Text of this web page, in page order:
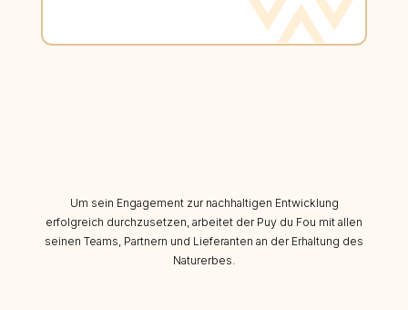
Um sein Engagement zur nachhaltigen Entwicklung
erfolgreich durchzusetzen, arbeitet der Puy du Fou mit allen
seinen Teams, Partnern und Lieferanten an der Erhaltung des
Naturerbes.